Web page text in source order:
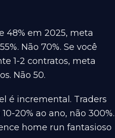
48% em 2025, meta
Não 70%. Se você
1-2 contratos, meta
Não 50.
é incremental. Traders
20% ao ano, não 300%.
home run fantasioso